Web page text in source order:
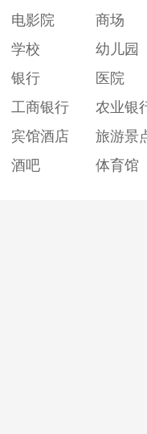
电影院
商场
学校
幼儿园
银行
医院
工商银行
农业银
宾馆酒店
旅游景
酒吧
体育馆